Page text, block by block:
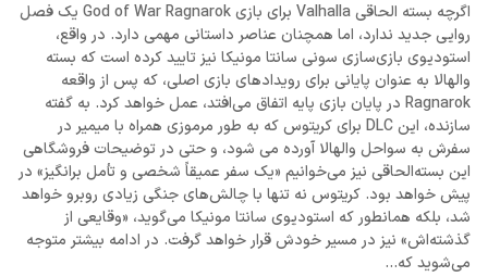
اگرچه بسته الحاقی Valhalla برای بازی God of War Ragnarok یک فصل
روایی جدید ندارد، اما همچنان عناصر داستانی مهمی دارد. در واقع،
استودیوی بازی‌سازی سونی سانتا مونیکا نیز تایید کرده است که بسته
والهالا به عنوان پایانی برای رویدادهای بازی اصلی، که پس از واقعه
Ragnarok در پایان بازی پایه اتفاق می‌افتد، عمل خواهد کرد. به گفته
سازنده، این DLC برای کریتوس که به طور مرموزی همراه با میمیر در
سفرش به سواحل والهالا آورده می شود، و حتی در توضیحات فروشگاهی
این بسته‌الحاقی نیز می‌خوانیم «یک سفر عمیقاً شخصی و تأمل برانگیز» در
پیش خواهد بود. کریتوس نه تنها با چالش‌های جنگی زیادی روبرو خواهد
شد، بلکه همانطور که استودیوی سانتا مونیکا می‌گوید، «وقایعی از
گذشته‌اش» نیز در مسیر خودش قرار خواهد گرفت. در ادامه بیشتر متوجه
می‌شوید که…